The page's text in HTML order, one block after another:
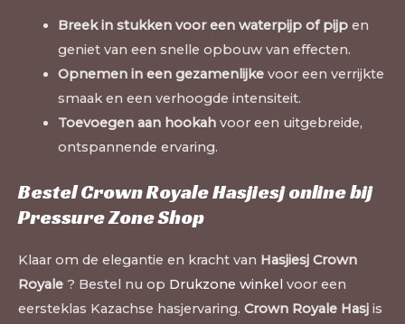
Breek in stukken voor een waterpijp of pijpen
geniet van een snelle opbouw van effecten.
Opnemen in een gezamenlijkevoor een verrijkte
smaak en een verhoogde intensiteit.
Toevoegen aan hookahvoor een uitgebreide,
ontspannende ervaring.
Bestel Crown Royale Hasjiesj online bij
Pressure Zone Shop
Klaar om de elegantie en kracht van Hasjiesj Crown
Royale ? Bestel nu op Drukzone winkel voor een
eersteklas Kazachse hasjervaring. Crown Royale Hasj is